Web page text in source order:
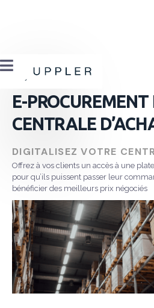

E-PROCUREMENT
CENTRALE
DIGITALISEZ VOTRE
Offrez à vos clients un accès à une
pour qu’ils puissent passer leur
bénéficier des meilleurs prix négociés